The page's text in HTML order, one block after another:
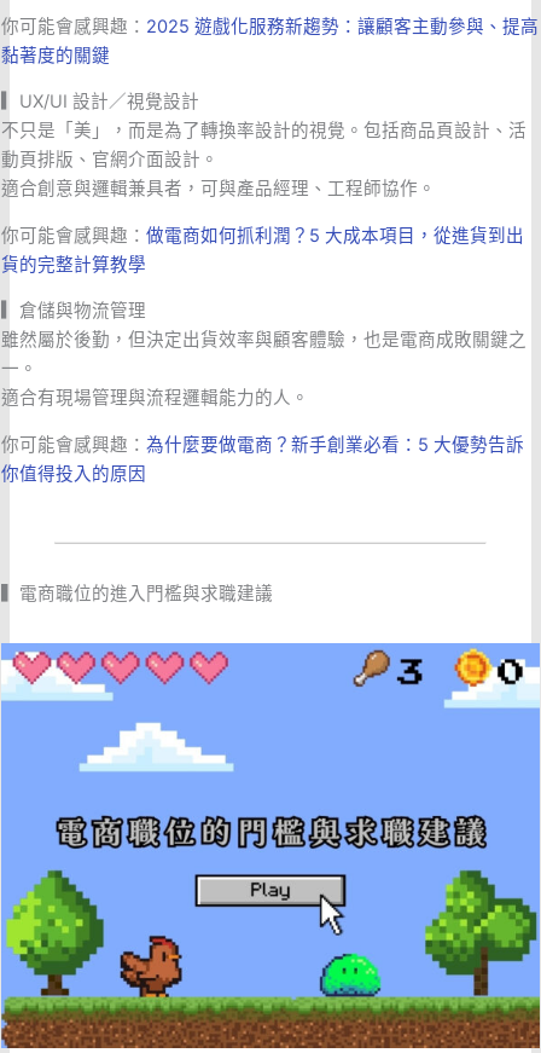
你可能會感興趣： 2025 遊戲化服務新趨勢：讓顧客主動參與、提高
黏著度的關鍵
UX/UI 設計／視覺設計
不只是「美」，而是為了轉換率設計的視覺。包括商品頁設計、活
動頁排版、官網介面設計。
適合創意與邏輯兼具者，可與產品經理、工程師協作。
你可能會感興趣： 做電商如何抓利潤？5 大成本項目，從進貨到出
貨的完整計算教學
倉儲與物流管理
雖然屬於後勤，但決定出貨效率與顧客體驗，也是電商成敗關鍵之
一。
適合有現場管理與流程邏輯能力的人。
你可能會感興趣： 為什麼要做電商？新手創業必看：5 大優勢告訴
你值得投入的原因
▍電商職位的進入門檻與求職建議